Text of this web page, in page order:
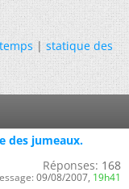
|statique des
des jumeaux.
Réponses: 168
09/08/2007, 19h41